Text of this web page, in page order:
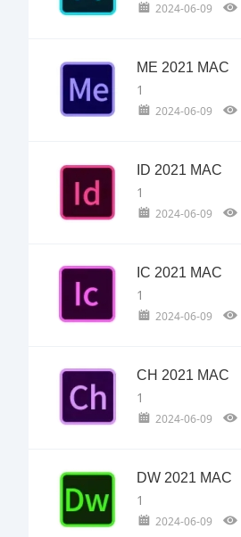
2024-06-09
ME 2021 MAC
1
2024-06-09
ID 2021 MAC
1
2024-06-09
IC 2021 MAC
1
2024-06-09
CH 2021 MAC
1
2024-06-09
DW 2021 MAC
1
2024-06-09